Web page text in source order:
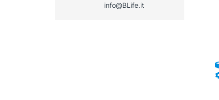
info@BLife.it